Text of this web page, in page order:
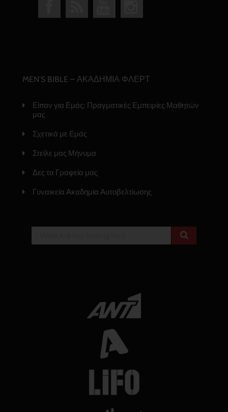
MEN’S BIBLE – ΑΚΑΔΗΜΙΑ ΦΛΕΡΤ
Είπαν για Εμάς: Πραγματικές Εμπειρίες Μαθητών
μας
Σχετικά με Εμάς
Στείλε μας Μήνυμα
Δες τα Γραφεία μας
Γυναικεία Ακαδημία Αυτοβελτίωσης